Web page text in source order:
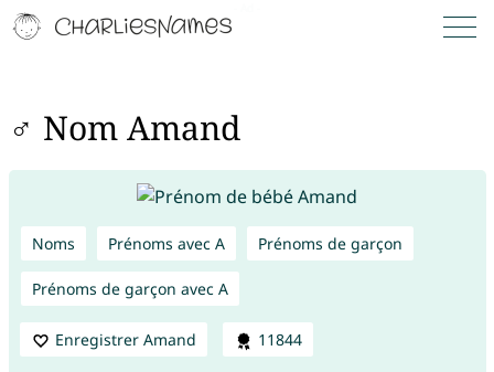
♂ Nom Amand
Noms Prénoms avec A Prénoms de garçon
Prénoms de garçon avec A
Enregistrer Amand 11844